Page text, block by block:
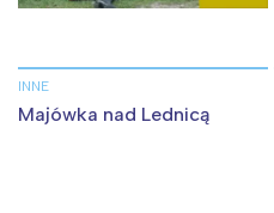
INNE
Majówka nad Lednicą